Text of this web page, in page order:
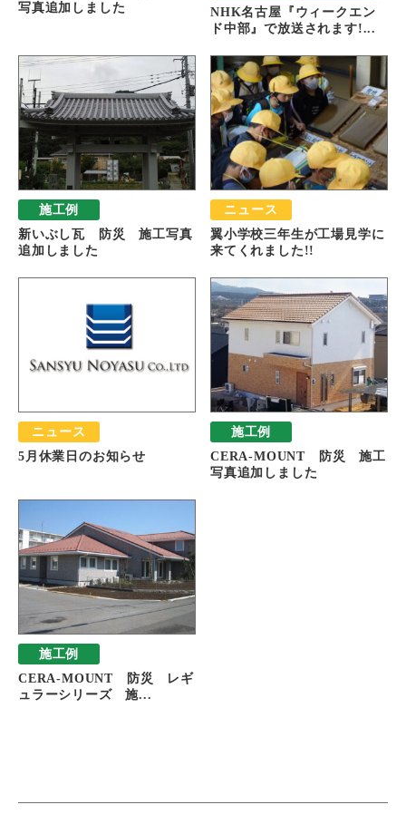
写真追加しました
NHK名古屋『ウィークエン
ド中部』で放送されます!...
施工例
新いぶし瓦 防災 施工写真
追加しました
ニュース
翼小学校三年生が工場見学に
来てくれました!!
ニュース
5月休業日のお知らせ
施工例
CERA-MOUNT 防災 施工
写真追加しました
施工例
CERA-MOUNT 防災 レギ
ュラーシリーズ 施...